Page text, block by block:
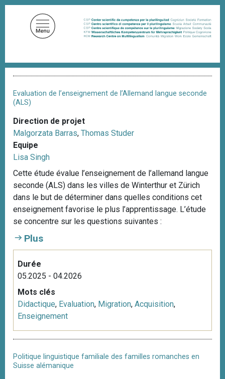
l
d
r
i
a
e
Evaluation de l’enseignement de l’Allemand langue seconde
(ALS)
Direction de projet
Malgorzata Barras, Thomas Studer
Equipe
Lisa Singh
Cette étude évalue l’enseignement de l’allemand langue
seconde (ALS) dans les villes de Winterthur et Zürich
dans le but de déterminer dans quelles conditions cet
enseignement favorise le plus l’apprentissage. L’étude
se concentre sur les questions suivantes :
Plus
Durée
05.2025 - 04.2026
Mots clés
Didactique, Evaluation, Migration, Acquisition,
Enseignement
Politique linguistique familiale des familles romanches en
Suisse alémanique